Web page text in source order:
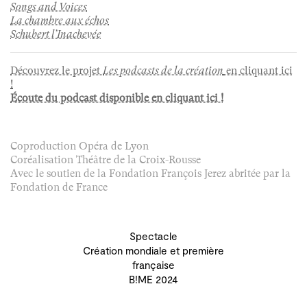
Songs and Voices
La chambre aux échos
Schubert l’Inachevée
Découvrez le projet Les podcasts de la création en cliquant ici
!
Écoute du podcast disponible en cliquant ici !
Coproduction Opéra de Lyon
Coréalisation Théâtre de la Croix-Rousse
Avec le soutien de la Fondation François Jerez abritée par la
Fondation de France
Spectacle
Création mondiale et première
française
B!ME 2024